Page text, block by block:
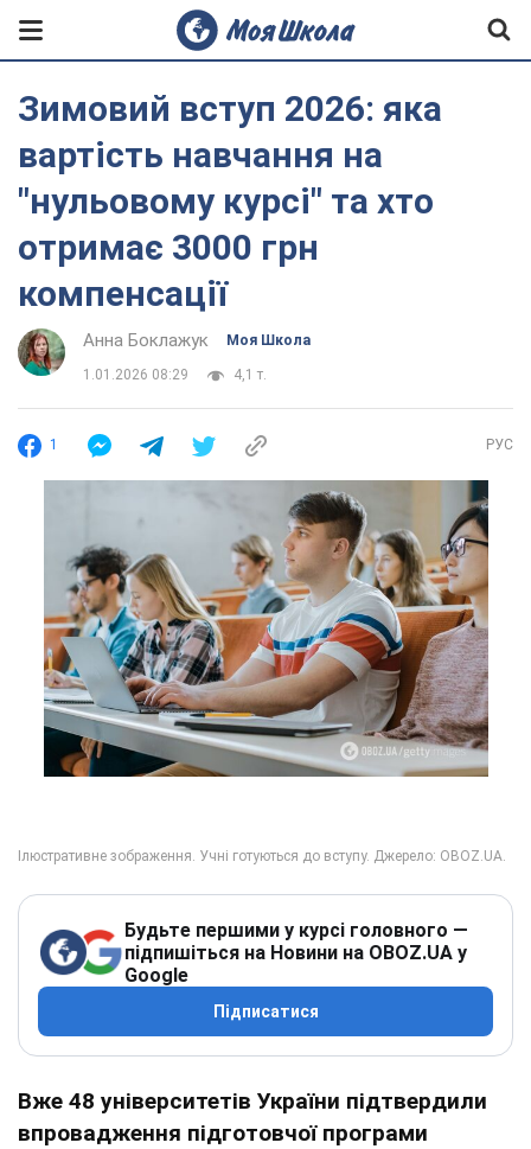
Зимовий вступ 2026: яка
вартість навчання на
"нульовому курсі" та хто
отримає 3000 грн
компенсації
Анна Боклажук Моя Школа
1.01.2026 08:29 4,1 т.
1 РУС
Будьте першими у курсі головного —
підпишіться на Новини на OBOZ.UA у
Google
Підписатися
Вже 48 університетів України підтвердили
впровадження підготовчої програми